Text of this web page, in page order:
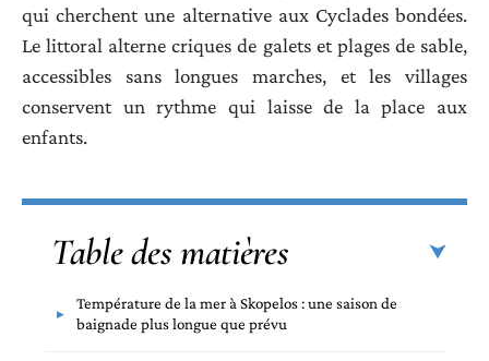
qui cherchent une alternative aux Cyclades bondées.
Le littoral alterne criques de galets et plages de sable,
accessibles sans longues marches, et les villages
conservent un rythme qui laisse de la place aux
enfants.
Table des matières
Température de la mer à Skopelos : une saison de
baignade plus longue que prévu